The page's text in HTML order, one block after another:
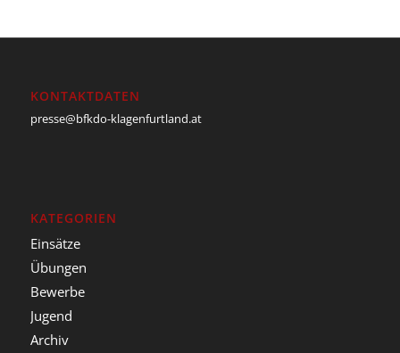
KONTAKTDATEN
presse@bfkdo-klagenfurtland.at
KATEGORIEN
Einsätze
Übungen
Bewerbe
Jugend
Archiv